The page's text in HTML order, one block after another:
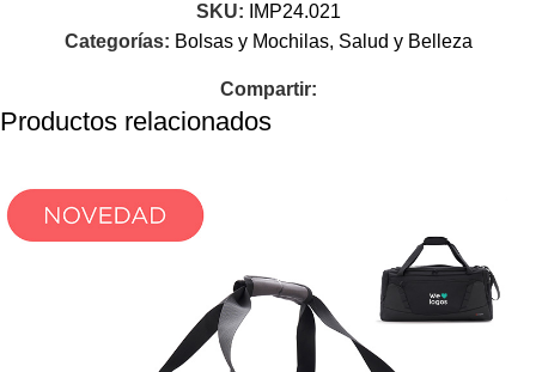
SKU:
IMP24.021
Categorías: Bolsas y Mochilas, Salud y Belleza
Compartir:
Productos relacionados